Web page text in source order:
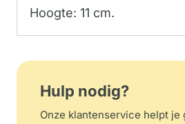
Hoogte: 11 cm.
Hulp nodig?
Onze klantenservice helpt je